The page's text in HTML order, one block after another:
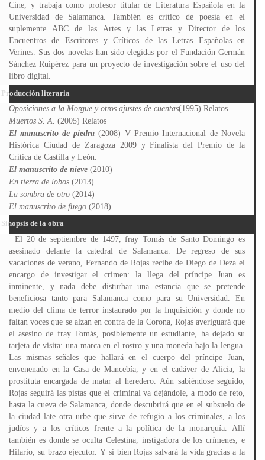
Cine, y trabaja como profesor titular de Literatura Española en la
Universidad de Salamanca. También es crítico de poesía en el
suplemente ABC de las Artes y las Letras y Director de los
Encuentros de Escritores y Críticos de las Letras Españolas en
Verines. Sus dos novelas han sido elegidas por el Fundación Germán
Sánchez Ruipérez para un proyecto de investigación sobre el uso del
libro digital.
Producción literaria
Oposiciones a la Morgue y otros ajustes de cuentas(1995) Relatos
Muertos S. A. (2005) Relatos
El manuscrito de piedra (2008) V Premio Internacional de Novela
Histórica Ciudad de Zaragoza 2009 y Finalista del Premio de la
Crítica de Castilla y León.
El manuscrito de nieve (2010)
En tierra de lobos (2013)
La sombra de otro (2014)
El manuscrito de fuego (2018)
Sinopsis de la obra
El 20 de septiembre de 1497, fray Tomás de Santo Domingo es
asesinado delante la catedral de Salamanca. De regreso de sus
vacaciones de verano, Fernando de Rojas recibe de Diego de Deza el
encargo de investigar el crimen: la llega del príncipe Juan es
inminente, y nada debe disturbar una estancia que se pretende
beneficiosa tanto para Salamanca como para su Universidad. En
medio del clima de terror instaurado por la Inquisición y donde no
faltan voces que se alzan en contra de la Corona, Rojas averiguará que
el asesino de fray Tomás, posiblemente un estudiante, ha dejado su
tarjeta de visita: una marca en el rostro y una moneda bajo la lengua.
Las mismas señales que hallará en el cuerpo del príncipe Juan,
envenenado en la Casa de Mancebía, y en el cadáver de Alicia, la
prostituta encargada de matar al heredero. Aún sabiéndose seguido,
Rojas seguirá las pistas que el criminal va dejándole, a modo de reto,
hasta la cueva de Salamanca, donde descubrirá que en el subsuelo de
la ciudad late otra urbe que sirve de refugio a los criminales, a los
judíos y a los críticos frente a la política de la monarquía. Allí
también es donde se oculta Celestina, instigadora de los crímenes, e
Hilario, su brazo ejecutor. Y si bien Rojas salvará la vida gracias a la